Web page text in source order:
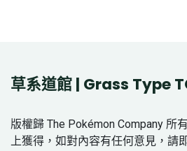
草系道館 | Grass Type
版權歸 The Pokémon Company 所
上獲得，如對內容有任何意見，請